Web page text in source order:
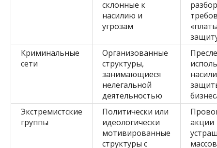
склонные к
насилию и
угрозам
Криминальные
сети
Организованные
структуры,
занимающиеся
нелегальной
деятельностью
Экстремистские
группы
Политически или
идеологически
мотивированные
структуры с
акции